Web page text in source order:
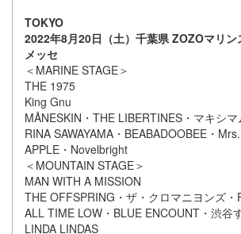
TOKYO
2022年8月20日（土）千葉県 ZOZOマリ
メッセ
＜MARINE STAGE＞
THE 1975
King Gnu
MÅNESKIN・THE LIBERTINES・マキシ
RINA SAWAYAMA・BEABADOOBEE・
APPLE・Novelbright
＜MOUNTAIN STAGE＞
MAN WITH A MISSION
THE OFFSPRING・ザ・クロマニヨンズ・
ALL TIME LOW・BLUE ENCOUNT・渋谷
LINDA LINDAS